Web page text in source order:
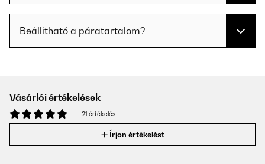
Beállítható a páratartalom?
Vásárlói értékelések
21 értékelés
Írjon értékelést